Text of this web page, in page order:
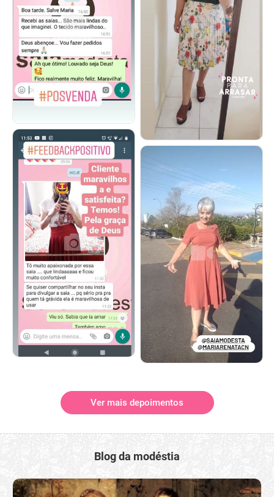
Ver mais depoimentos
Blog da modéstia